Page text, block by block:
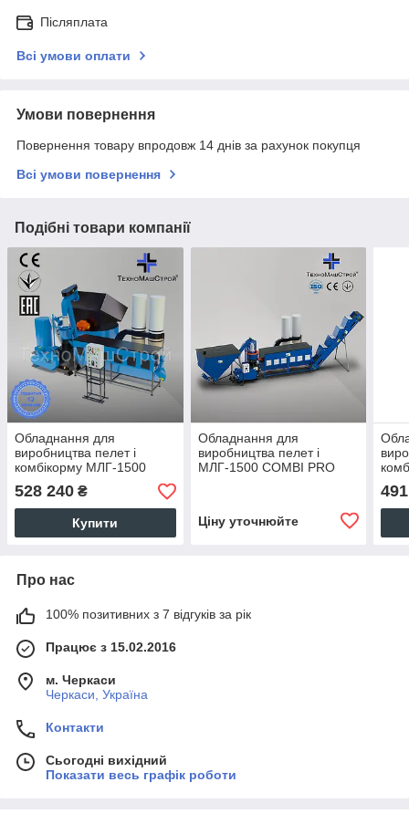
Післяплата
Всі умови оплати
Умови повернення
Повернення товару впродовж 14 днів за рахунок покупця
Всі умови повернення
Подібні товари компанії
Обладнання для
виробництва пелет і
комбікорму МЛГ-1500
COMBI+
528 240 ₴
Купити
Обладнання для
виробництва пелет і
МЛГ-1500 COMBI PRO
Ціну уточнюйте
MAX
Про нас
100% позитивних з 7 відгуків за рік
Працює з 15.02.2016
м. Черкаси
Черкаси, Україна
Контакти
Сьогодні вихідний
Показати весь графік роботи